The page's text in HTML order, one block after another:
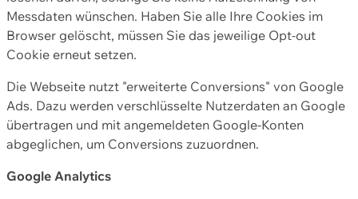
Messdaten wünschen. Haben Sie alle Ihre Cookies im
Browser gelöscht, müssen Sie das jeweilige Opt-out
Cookie erneut setzen.
Die Webseite nutzt "erweiterte Conversions" von Google
Ads. Dazu werden verschlüsselte Nutzerdaten an Google
übertragen und mit angemeldeten Google-Konten
abgeglichen, um Conversions zuzuordnen.
Google Analytics